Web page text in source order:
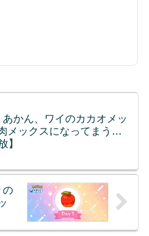
あかん、ワイのカカオメッ
メックスになってまう…
】
の